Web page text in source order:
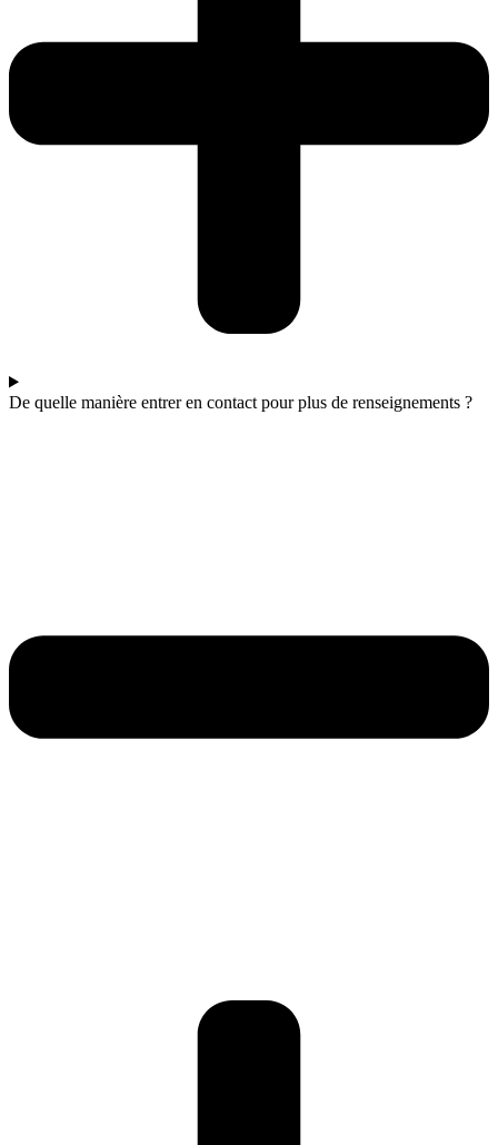
De quelle manière entrer en contact pour plus de renseignements ?